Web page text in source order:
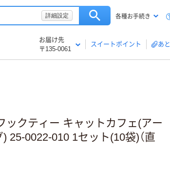
詳細設定 各種お手続き
お届け先
〒135-0061
スイートポイント あ
ックティー キャットカフェ(アー
25-0022-010 1セット(10袋)（直